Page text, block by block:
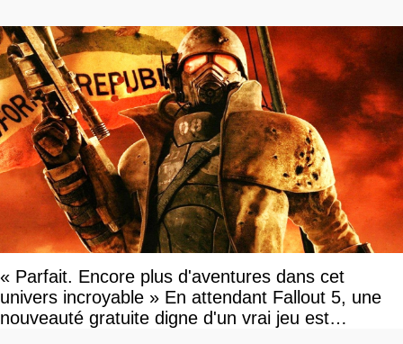
« Parfait. Encore plus d'aventures dans cet
univers incroyable » En attendant Fallout 5, une
nouveauté gratuite digne d'un vrai jeu est